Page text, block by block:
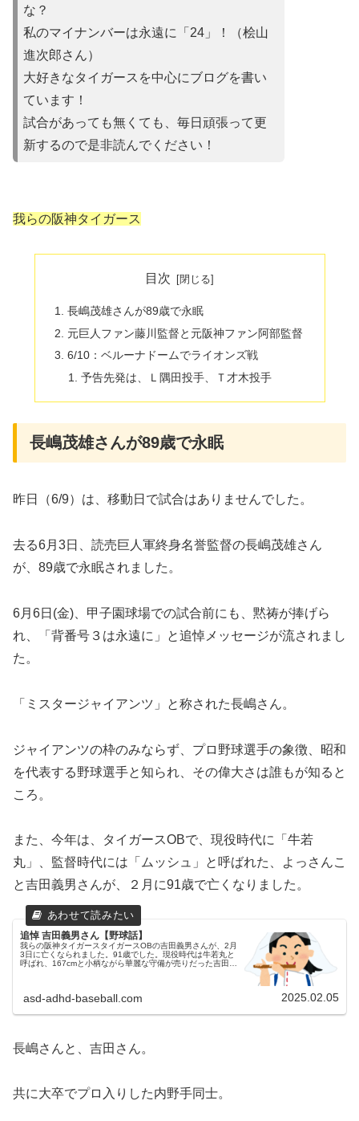
な？
私のマイナンバーは永遠に「24」！（桧山
進次郎さん）
大好きなタイガースを中心にブログを書い
ています！
試合があって も無くても、毎日頑張って更
新するので是非読んでください！
我らの阪神タイガース
目次
長嶋茂雄さんが89歳で永眠
元巨人ファン藤川監督と元阪神ファン阿部監督
6/10：ベルーナドームでライオンズ戦
予告先発は、Ｌ隅田投手、Ｔ才木投手
長嶋茂雄さんが89歳で永眠
昨日（6/9）は、移動日で試合はありませんでした。
去る6月3日、読売巨人軍終身名誉監督の長嶋茂雄さん
が、89歳で永眠されました。
6月6日(金)、甲子園球場での試合前にも、黙祷が捧げら
れ、「背番号３は永遠に」と追悼メッセージが流されまし
た。
「ミスタージャイアンツ」と称された長嶋さん。
ジャイアンツの枠のみならず、プロ野球選手の象徴、昭和
を代表する野球選手と知られ、その偉大さは誰もが知ると
ころ。
また、今年は、タイガースOBで、現役時代に「牛若
丸」、監督時代には「ムッシュ」と呼ばれた、よっさんこ
と吉田義男さんが、２月に91歳で亡くなりました。
追悼 吉田義男さん【野球話】
我らの阪神タイガースタイガースOBの吉田義男さんが、2月
3日に亡くなられました。91歳でした。現役時代は牛若丸と
呼ばれ、167cmと小柄ながら華麗な守備が売りだった吉田さ
asd-adhd-baseball.com 2025.02.05
長嶋さんと、吉田さん。
共に大卒でプロ入りした内野手同士。